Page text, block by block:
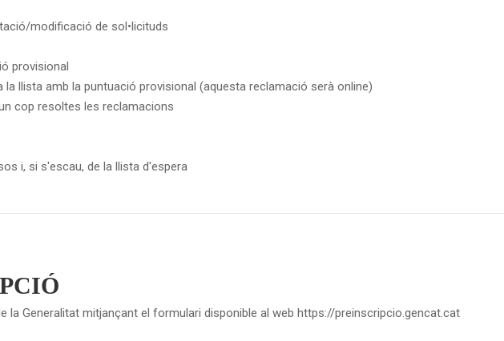
modificació de sol•licituds
provisional
llista amb la puntuació provisional (aquesta reclamació serà online)
cop resoltes les reclamacions
i, si s'escau, de la llista d'espera
la Generalitat mitjançant el formulari disponible al web https://preinscripcio.gencat.cat